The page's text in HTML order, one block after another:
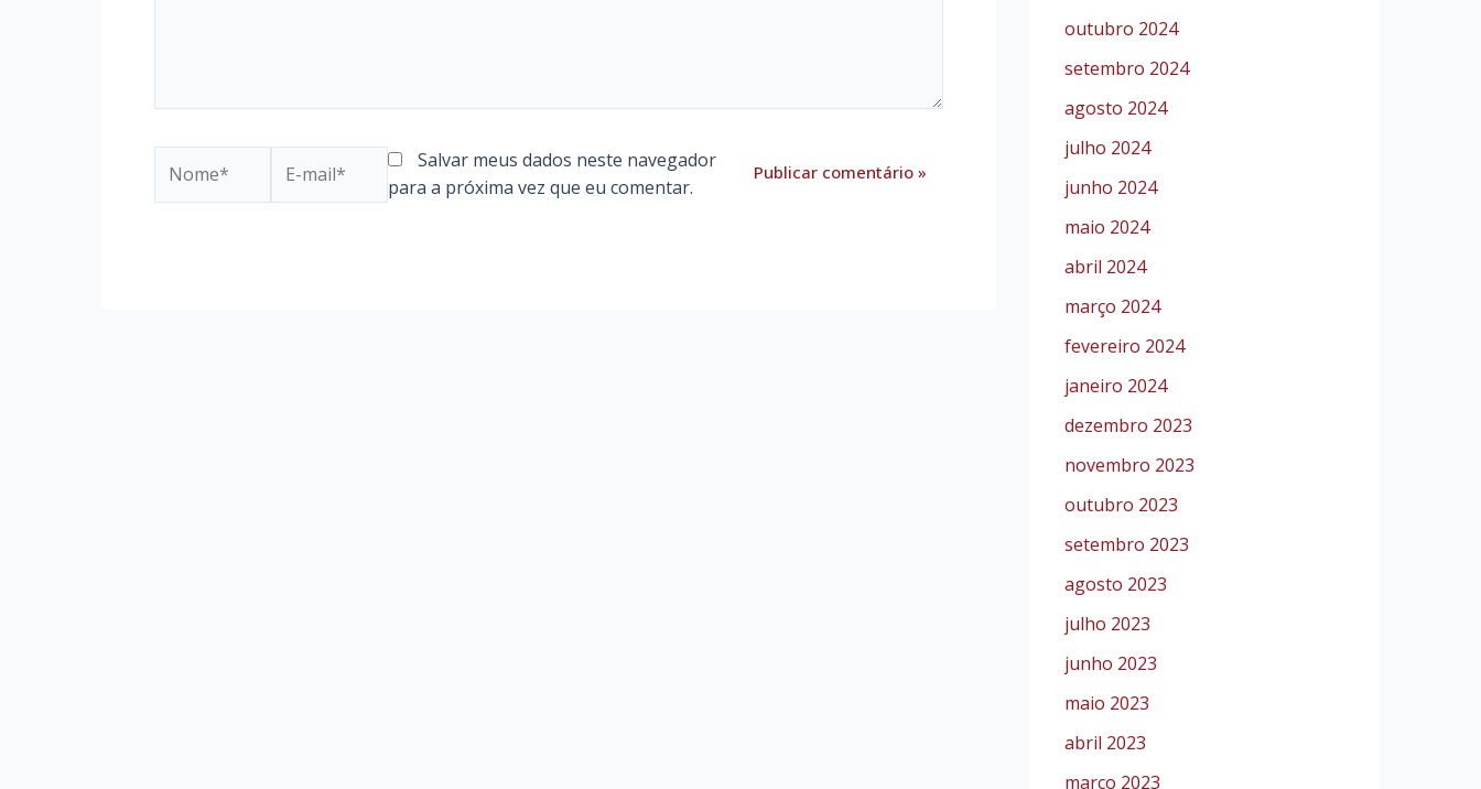
mail*
Salvar meus dados neste navegador
para a próxima vez que eu comentar.
outubro 2024
setembro 2024
agosto 2024
julho 2024
junho 2024
maio 2024
abril 2024
março 2024
fevereiro 2024
janeiro 2024
dezembro 2023
novembro 2023
outubro 2023
setembro 2023
agosto 2023
julho 2023
junho 2023
maio 2023
abril 2023
março 2023